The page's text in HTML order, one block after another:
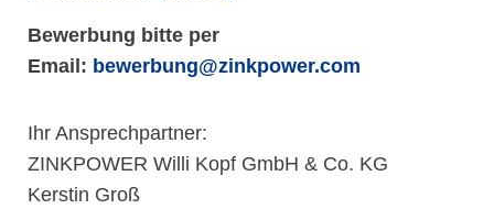
Bewerbung bitte per
Email: bewerbung@zinkpower.com
Ihr Ansprechpartner:
ZINKPOWER Willi Kopf GmbH & Co. KG
Kerstin Groß